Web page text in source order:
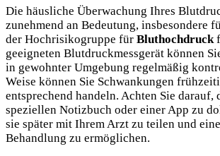
Die häusliche Überwachung Ihres
zunehmend an Bedeutung, insbesondere
der Hochrisikogruppe für Bluthochdruck
geeigneten Blutdruckmessgerät können
in gewohnter Umgebung regelmäßig
Weise können Sie Schwankungen
entsprechend handeln. Achten Sie darauf,
speziellen Notizbuch oder einer App zu
sie später mit Ihrem Arzt zu teilen und
Behandlung zu ermöglichen.